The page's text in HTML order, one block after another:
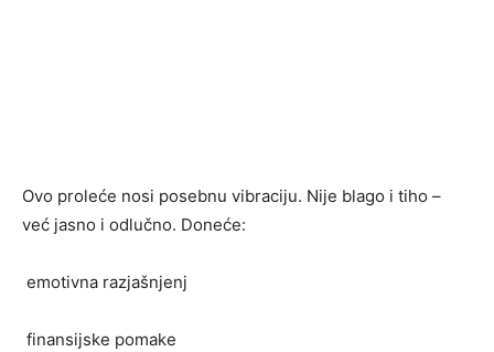
Ovo proleće nosi posebnu vibraciju. Nije blago i tiho –
već jasno i odlučno. Doneće:
emotivna razjašnjenj
finansijske pomake